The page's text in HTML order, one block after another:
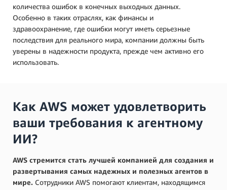
количества ошибок в конечных выходных данных.
Особенно в таких отраслях, как финансы и
здравоохранение, где ошибки могут иметь серьезные
последствия для реального мира, компании должны быть
уверены в надежности продукта, прежде чем активно его
использовать.
Как AWS может удовлетворить
ваши требования к агентному
ИИ?
AWS стремится стать лучшей компанией для создания и
развертывания самых надежных и полезных агентов в
мире. Сотрудники AWS помогают клиентам, находящимся